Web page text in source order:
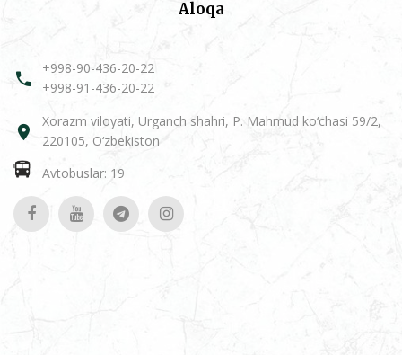
Aloqa
+998-90-436-20-22
+998-91-436-20-22
Xorazm viloyati, Urganch shahri, P. Mahmud ko‘chasi 59/2,
220105, O‘zbekiston
Avtobuslar: 19